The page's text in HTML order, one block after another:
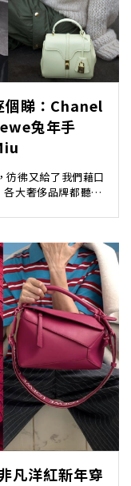
個睇：Chanel
兔年手
彷彿又給了我們藉口
大奢侈品牌都聽到
凡洋紅新年穿